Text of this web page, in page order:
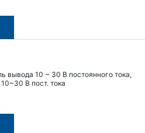
вывода 10 ~ 30 В постоянного тока,
В пост. тока